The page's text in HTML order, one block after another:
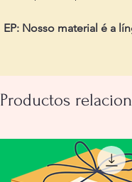
EP: Nosso material é a
Productos